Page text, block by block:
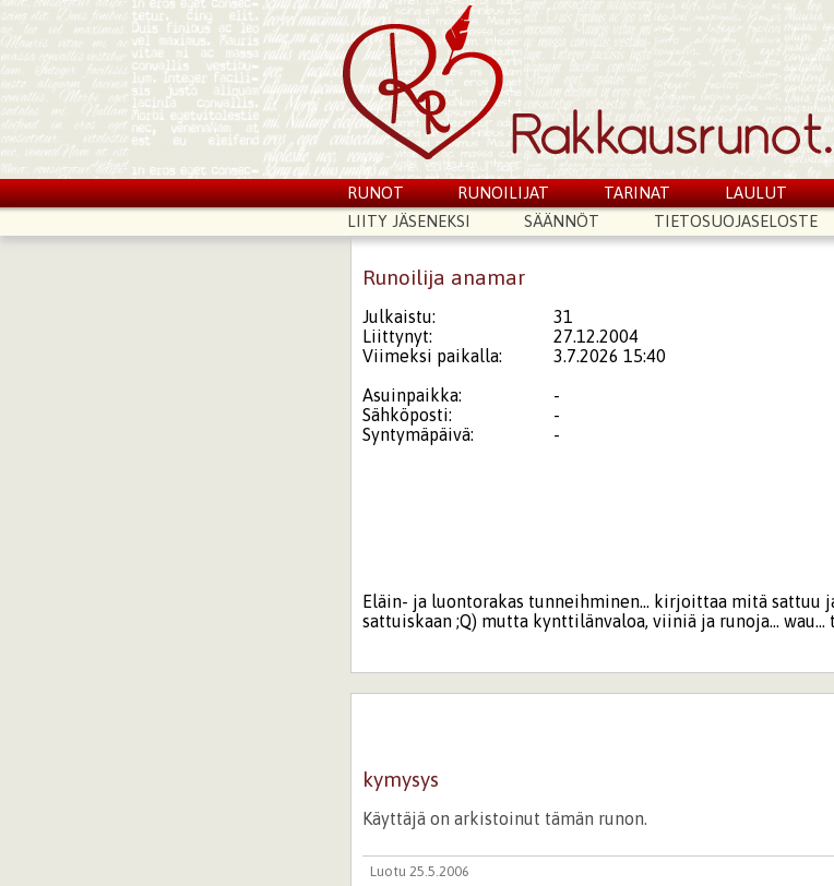
RUNOT RUNOILIJAT TARINAT LAULUT
LIITY JÄSENEKSI
SÄÄNNÖT TIETOSUOJASELOSTE
Runoilija anamar
Julkaistu:
31
Liittynyt:
27.12.2004
Viimeksi paikalla:
3.7.2026 15:40
Asuinpaikka:
-
Sähköposti:
-
Syntymäpäivä:
-
Eläin- ja luontorakas tunneihminen... kirjoittaa mitä sattuu
sattuiskaan ;Q) mutta kynttilänvaloa, viiniä ja runoja... wau...
kymysys
Käyttäjä on arkistoinut tämän runon.
Luotu 25.5.2006